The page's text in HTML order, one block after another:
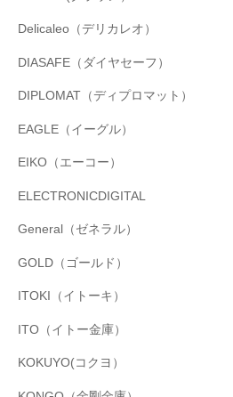
Delicaleo（デリカレオ）
DIASAFE（ダイヤセーフ）
DIPLOMAT（ディプロマット）
EAGLE（イーグル）
EIKO（エーコー）
ELECTRONICDIGITAL
General（ゼネラル）
GOLD（ゴールド）
ITOKI（イトーキ）
ITO（イトー金庫）
KOKUYO(コクヨ）